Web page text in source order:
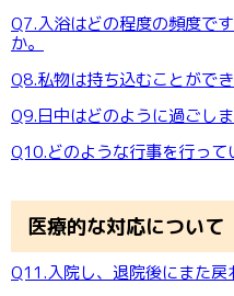
Q7.入浴はどの程度の頻度で
か。
Q8.私物は持ち込むことができ
Q9.日中はどのように過ごしま
Q10.どのような行事を行って
医療的な対応について
Q11.入院し、退院後にまた戻